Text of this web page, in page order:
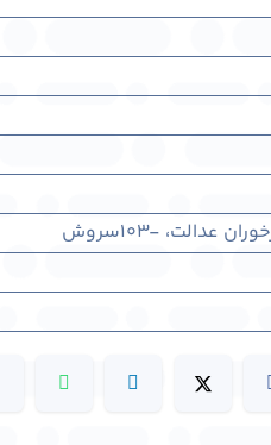
عدالت، -103سروش